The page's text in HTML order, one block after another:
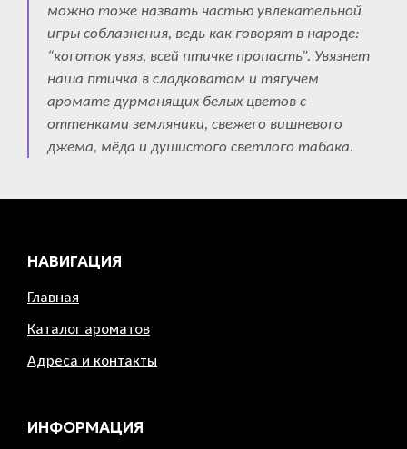
можно тоже назвать частью увлекательной
игры соблазнения, ведь как говорят в народе:
“коготок увяз, всей птичке пропасть”. Увязнет
наша птичка в сладковатом и тягучем
аромате дурманящих белых цветов с
оттенками земляники, свежего вишневого
джема, мёда и душистого светлого табака.
НАВИГАЦИЯ
Главная
Каталог ароматов
Адреса и контакты
ИНФОРМАЦИЯ